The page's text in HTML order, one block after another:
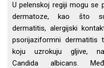
U pelenskoj regiji mogu se
dermatoze, kao što
dermatitis, alergijski
psorijaziformni dermatitis
koju uzrokuju gljive,
Candida albicans.